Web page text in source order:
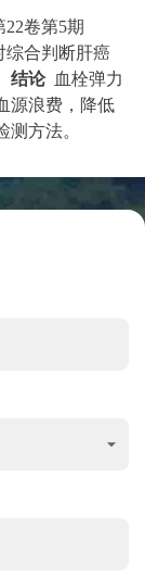
卷第5期
综合判断肝癌
结论 血栓弹力
源浪费，降低
方法。